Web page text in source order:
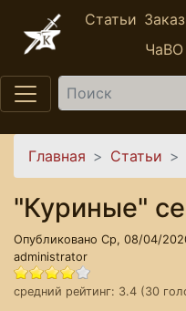
Перейти к основному
Статьи Заказ
ЧаВО
Найти
Вы здесь
Главная Статьи
"Куриные"
Опубликовано Ср, 08/04/
administrator
средний рейтинг: 3.4 (30